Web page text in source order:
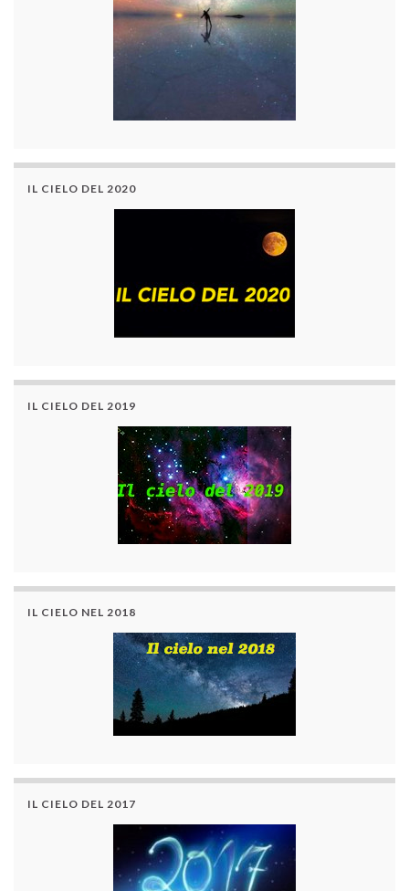
IL CIELO DEL 2020
IL CIELO DEL 2019
IL CIELO NEL 2018
IL CIELO DEL 2017